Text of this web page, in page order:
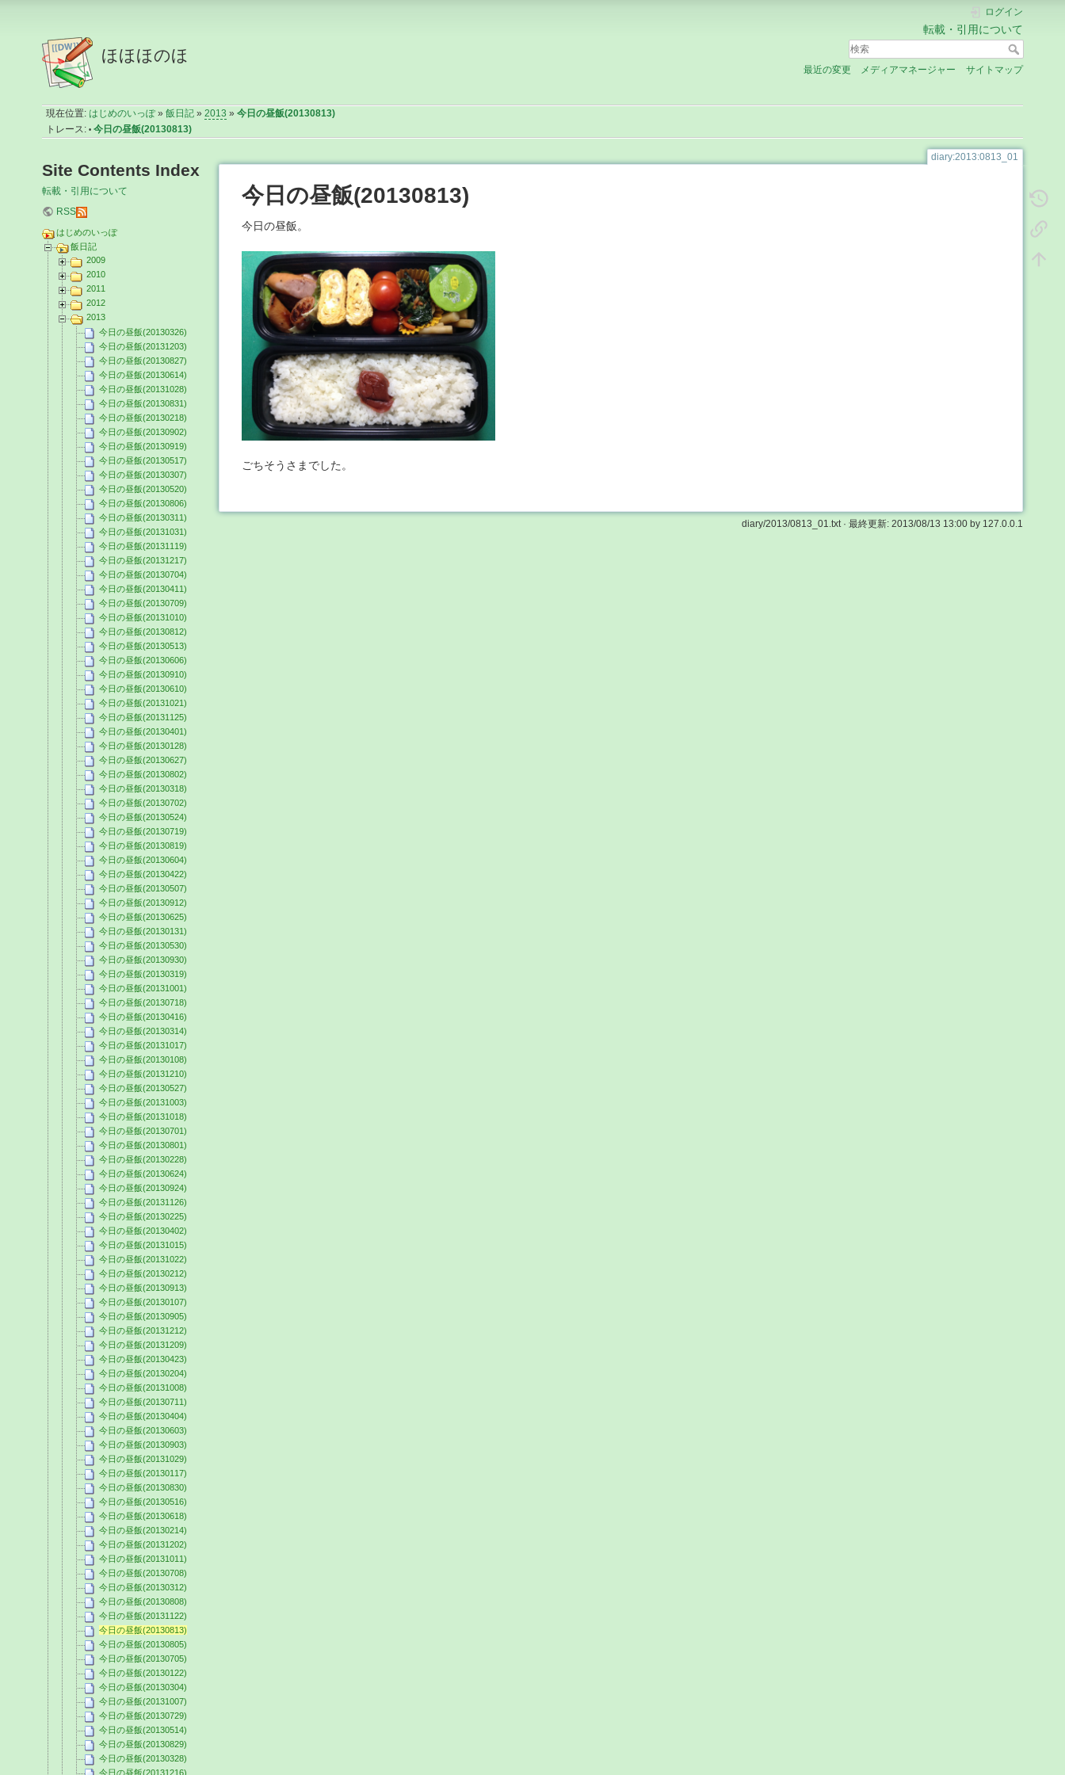
転載・引用について
ほほほのほ
ログイン
最近の変更 メディアマネージャー サイトマップ
現在位置: はじめのいっぽ» 飯日記» 2013 » 今日の昼飯(20130813)
トレース: • 今日の昼飯(20130813)
Site Contents Index
転載・引用について
RSS
はじめのいっぽ
飯日記
2009
2010
2011
2012
2013
今日の昼飯(20130326)
今日の昼飯(20131203)
今日の昼飯(20130827)
今日の昼飯(20130614)
今日の昼飯(20131028)
今日の昼飯(20130831)
今日の昼飯(20130218)
今日の昼飯(20130902)
今日の昼飯(20130919)
今日の昼飯(20130517)
今日の昼飯(20130307)
今日の昼飯(20130520)
今日の昼飯(20130806)
今日の昼飯(20130311)
今日の昼飯(20131031)
今日の昼飯(20131119)
今日の昼飯(20131217)
今日の昼飯(20130704)
今日の昼飯(20130411)
今日の昼飯(20130709)
今日の昼飯(20131010)
今日の昼飯(20130812)
今日の昼飯(20130513)
今日の昼飯(20130606)
今日の昼飯(20130910)
今日の昼飯(20130610)
今日の昼飯(20131021)
今日の昼飯(20131125)
今日の昼飯(20130401)
今日の昼飯(20130128)
今日の昼飯(20130627)
今日の昼飯(20130802)
今日の昼飯(20130318)
今日の昼飯(20130702)
今日の昼飯(20130524)
今日の昼飯(20130719)
今日の昼飯(20130819)
今日の昼飯(20130604)
今日の昼飯(20130422)
今日の昼飯(20130507)
今日の昼飯(20130912)
今日の昼飯(20130625)
今日の昼飯(20130131)
今日の昼飯(20130530)
今日の昼飯(20130930)
今日の昼飯(20130319)
今日の昼飯(20131001)
今日の昼飯(20130718)
今日の昼飯(20130416)
今日の昼飯(20130314)
今日の昼飯(20131017)
今日の昼飯(20130108)
今日の昼飯(20131210)
今日の昼飯(20130527)
今日の昼飯(20131003)
今日の昼飯(20131018)
今日の昼飯(20130701)
今日の昼飯(20130801)
今日の昼飯(20130228)
今日の昼飯(20130624)
今日の昼飯(20130924)
今日の昼飯(20131126)
今日の昼飯(20130225)
今日の昼飯(20130402)
今日の昼飯(20131015)
今日の昼飯(20131022)
今日の昼飯(20130212)
今日の昼飯(20130913)
今日の昼飯(20130107)
今日の昼飯(20130905)
今日の昼飯(20131212)
今日の昼飯(20131209)
今日の昼飯(20130423)
今日の昼飯(20130204)
今日の昼飯(20131008)
今日の昼飯(20130711)
今日の昼飯(20130404)
今日の昼飯(20130603)
今日の昼飯(20130903)
今日の昼飯(20131029)
今日の昼飯(20130117)
今日の昼飯(20130830)
今日の昼飯(20130516)
今日の昼飯(20130618)
今日の昼飯(20130214)
今日の昼飯(20131202)
今日の昼飯(20131011)
今日の昼飯(20130708)
今日の昼飯(20130312)
今日の昼飯(20130808)
今日の昼飯(20131122)
今日の昼飯(20130813)
今日の昼飯(20130805)
今日の昼飯(20130705)
今日の昼飯(20130122)
今日の昼飯(20130304)
今日の昼飯(20131007)
今日の昼飯(20130729)
今日の昼飯(20130514)
今日の昼飯(20130829)
今日の昼飯(20130328)
今日の昼飯(20131216)
diary:2013:0813_01
今日の昼飯(20130813)
今日の昼飯。
ごちそうさまでした。
diary/2013/0813_01.txt· 最終更新: 2013/08/13 13:00by 127.0.0.1